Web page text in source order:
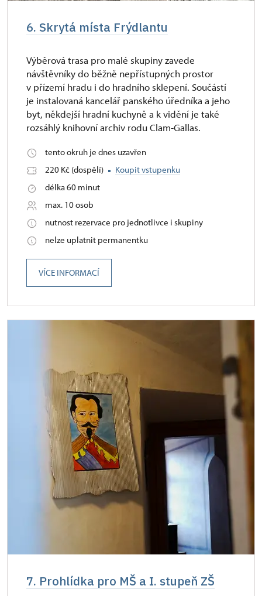
6. Skrytá místa Frýdlantu
Výběrová trasa pro malé skupiny zavede
návštěvníky do běžně nepřístupných prostor
v přízemí hradu i do hradního sklepení. Součástí
je instalovaná kancelář panského úředníka a jeho
byt, někdejší hradní kuchyně a k vidění je také
rozsáhlý knihovní archiv rodu Clam-Gallas.
tento okruh je dnes uzavřen
220 Kč (dospělí)
Koupit vstupenku
délka 60 minut
max. 10 osob
nutnost rezervace pro jednotlivce i skupiny
nelze uplatnit permanentku
VÍCE INFORMACÍ
7. Prohlídka pro MŠ a I. stupeň ZŠ